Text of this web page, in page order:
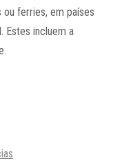
ferries, em países
Estes incluem a